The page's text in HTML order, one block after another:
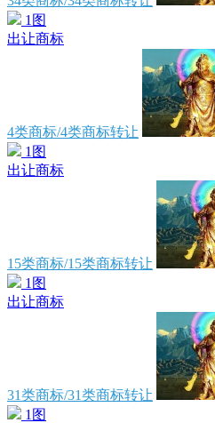
1图
出让商标
4类商标/4类商标转让
1图
出让商标
15类商标/15类商标转让
1图
出让商标
31类商标/31类商标转让
1图